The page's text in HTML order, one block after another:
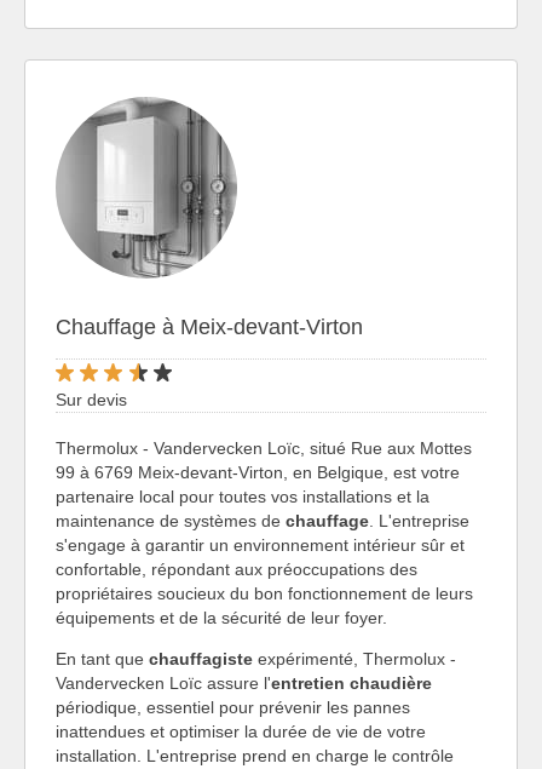
Chauffage à Meix-devant-Virton
Sur devis
Thermolux - Vandervecken Loïc, situé Rue aux Mottes
99 à 6769 Meix-devant-Virton, en Belgique, est votre
partenaire local pour toutes vos installations et la
maintenance de systèmes de chauffage . L'entreprise
s'engage à garantir un environnement intérieur sûr et
confortable, répondant aux préoccupations des
propriétaires soucieux du bon fonctionnement de leurs
équipements et de la sécurité de leur foyer.
En tant que chauffagiste expérimenté, Thermolux -
Vandervecken Loïc assure l'entretien chaudière
périodique, essentiel pour prévenir les pannes
inattendues et optimiser la durée de vie de votre
installation. L'entreprise prend en charge le contrôle